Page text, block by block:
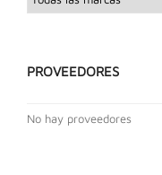
PROVEEDORES
No hay proveedores